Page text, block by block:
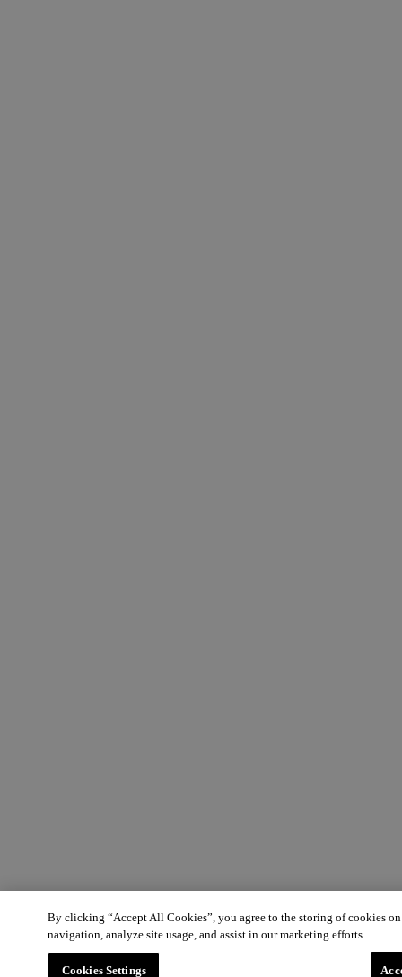
By clicking “Accept All Cookies”, you agree to the storing of cookies
navigation, analyze site usage, and assist in our marketing efforts.
Cookies Settings